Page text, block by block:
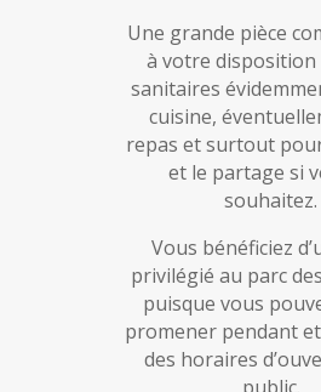
Une grande pièce
à votre disposition
sanitaires
cuisine,
repas et surtout
et le partage si
souhaitez.
Vous bénéficiez
privilégié au parc
puisque vous
promener pendant
des horaires